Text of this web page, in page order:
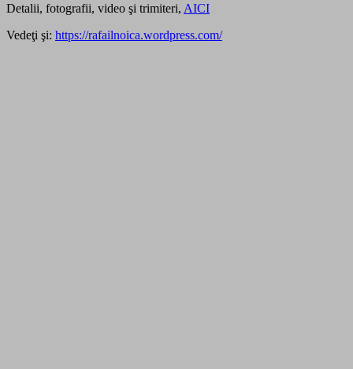
Detalii, fotografii, video şi trimiteri, AICI
Vedeţi şi: https://rafailnoica.wordpress.com/